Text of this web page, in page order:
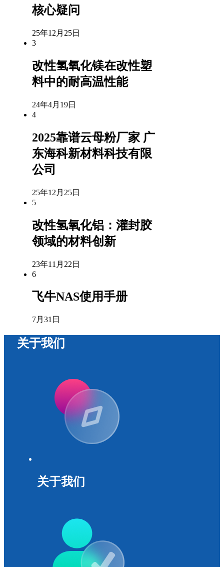
核心疑问
25年12月25日
3
改性氢氧化镁在改性塑
料中的耐高温性能
24年4月19日
4
2025靠谱云母粉厂家 广
东海科新材料科技有限
公司
25年12月25日
5
改性氢氧化铝：灌封胶
领域的材料创新
23年11月22日
6
飞牛NAS使用手册
7月31日
关于我们
关于我们